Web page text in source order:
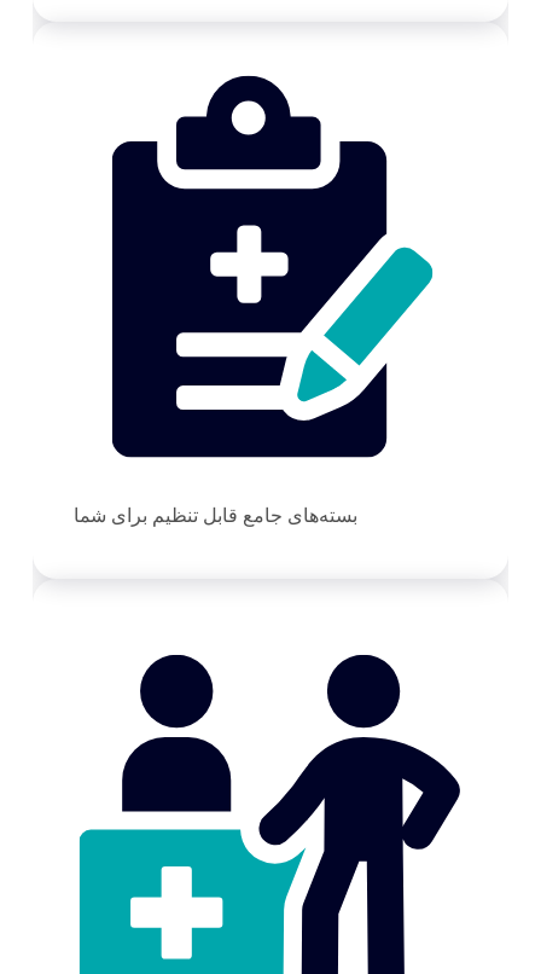
بسته‌های جامع قابل تنظیم برای شما